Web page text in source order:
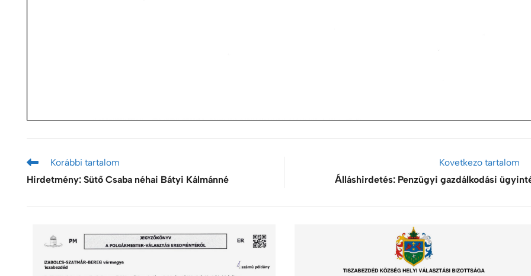
Korábbi tartalom
Hirdetmény: Sütő Csaba néhai Bátyi Kálmánné
Kovetkezo tartalom
Álláshirdetés: Penzügyi gazdálkodási